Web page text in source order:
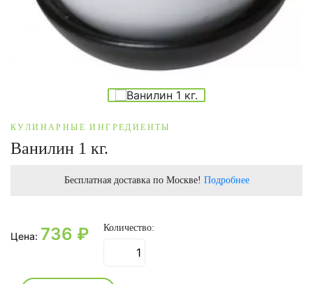
КУЛИНАРНЫЕ ИНГРЕДИЕНТЫ
Ванилин 1 кг.
Бесплатная доставка по Москве! Подробнее
Цена: 736 ₽ Количество: